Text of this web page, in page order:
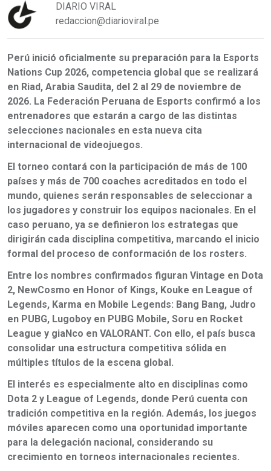
DIARIO VIRAL
redaccion@diarioviral.pe
Perú inició oficialmente su preparación para la Esports
Nations Cup 2026, competencia global que se realizará
en Riad, Arabia Saudita, del 2 al 29 de noviembre de
2026. La Federación Peruana de Esports confirmó a los
entrenadores que estarán a cargo de las distintas
selecciones nacionales en esta nueva cita
internacional de videojuegos.
El torneo contará con la participación de más de 100
países y más de 700 coaches acreditados en todo el
mundo, quienes serán responsables de seleccionar a
los jugadores y construir los equipos nacionales. En el
caso peruano, ya se definieron los estrategas que
dirigirán cada disciplina competitiva, marcando el inicio
formal del proceso de conformación de los rosters.
Entre los nombres confirmados figuran Vintage en Dota
2, NewCosmo en Honor of Kings, Kouke en League of
Legends, Karma en Mobile Legends: Bang Bang, Judro
en PUBG, Lugoboy en PUBG Mobile, Soru en Rocket
League y giaNco en VALORANT. Con ello, el país busca
consolidar una estructura competitiva sólida en
múltiples títulos de la escena global.
El interés es especialmente alto en disciplinas como
Dota 2 y League of Legends, donde Perú cuenta con
tradición competitiva en la región. Además, los juegos
móviles aparecen como una oportunidad importante
para la delegación nacional, considerando su
crecimiento en torneos internacionales recientes.